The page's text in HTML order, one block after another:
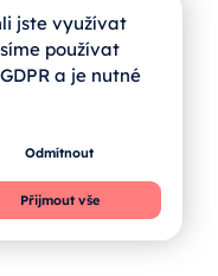
jste využívat
používat
a je nutné
Odmítnout
Přijmout vše